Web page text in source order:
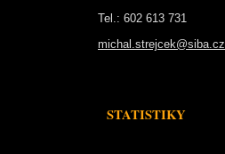
Tel.: 602 613 731
michal.strejcek@siba.cz
STATISTIKY